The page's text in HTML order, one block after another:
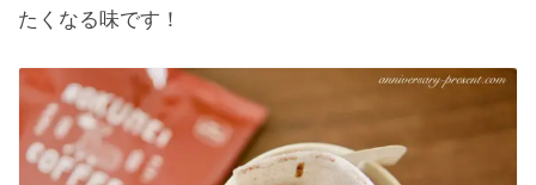
たくなる味です！